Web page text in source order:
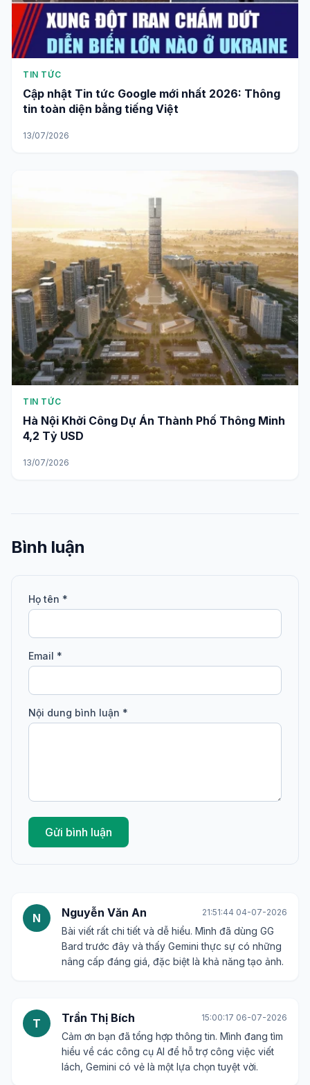
TIN TỨC
Cập nhật Tin tức Google mới nhất 2026: Thông
tin toàn diện bằng tiếng Việt
13/07/2026
TIN TỨC
Hà Nội Khởi Công Dự Án Thành Phố Thông Minh
4,2 Tỷ USD
13/07/2026
Bình luận
Họ tên *
Email *
Nội dung bình luận *
Gửi bình luận
N Nguyễn Văn An 21:51:44 04-07-2026
Bài viết rất chi tiết và dễ hiểu. Mình đã dùng GG
Bard trước đây và thấy Gemini thực sự có những
nâng cấp đáng giá, đặc biệt là khả năng tạo ảnh.
T Trần Thị Bích 15:00:17 06-07-2026
Cảm ơn bạn đã tổng hợp thông tin. Mình đang tìm
hiểu về các công cụ AI để hỗ trợ công việc viết
lách, Gemini có vẻ là một lựa chọn tuyệt vời.